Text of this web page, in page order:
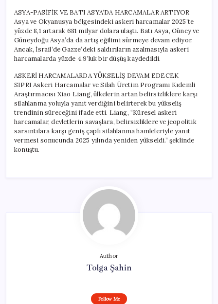
ASYA-PASİFİK VE BATI ASYA’DA HARCAMALAR ARTIYOR
Asya ve Okyanusya bölgesindeki askeri harcamalar 2025’te
yüzde 8,1 artarak 681 milyar dolara ulaştı. Batı Asya, Güney ve
Güneydoğu Asya’da da artış eğilimi sürmeye devam ediyor.
Ancak, İsrail’de Gazze’deki saldırıların azalmasıyla askeri
harcamalarda yüzde 4,9’luk bir düşüş kaydedildi.
ASKERİ HARCAMALARDA YÜKSELİŞ DEVAM EDECEK
SIPRI Askeri Harcamalar ve Silah Üretim Programı Kıdemli
Araştırmacısı Xiao Liang, ülkelerin artan belirsizliklere karşı
silahlanma yoluyla yanıt verdiğini belirterek bu yükseliş
trendinin süreceğini ifade etti. Liang, “Küresel askeri
harcamalar, devletlerin savaşlara, belirsizliklere ve jeopolitik
sarsıntılara karşı geniş çaplı silahlanma hamleleriyle yanıt
vermesi sonucunda 2025 yılında yeniden yükseldi.” şeklinde
konuştu.
Author
Tolga Şahin
Follow Me